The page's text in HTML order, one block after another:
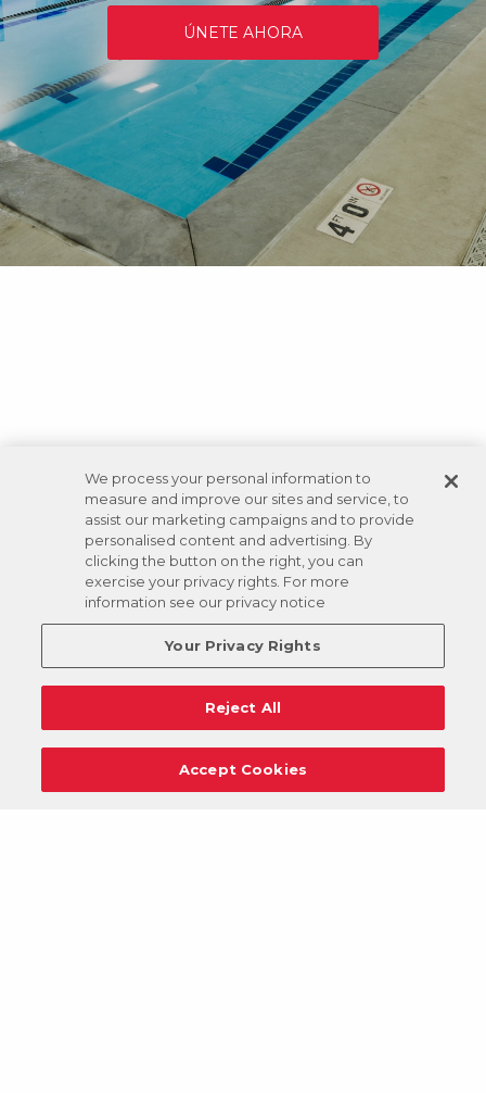
ÚNETE AHORA
We process your personal information to
measure and improve our sites and service, to
assist our marketing campaigns and to provide
personalised content and advertising. By
clicking the button on the right, you can
exercise your privacy rights. For more
information see our privacy notice
Your Privacy Rights
Reject All
Accept Cookies